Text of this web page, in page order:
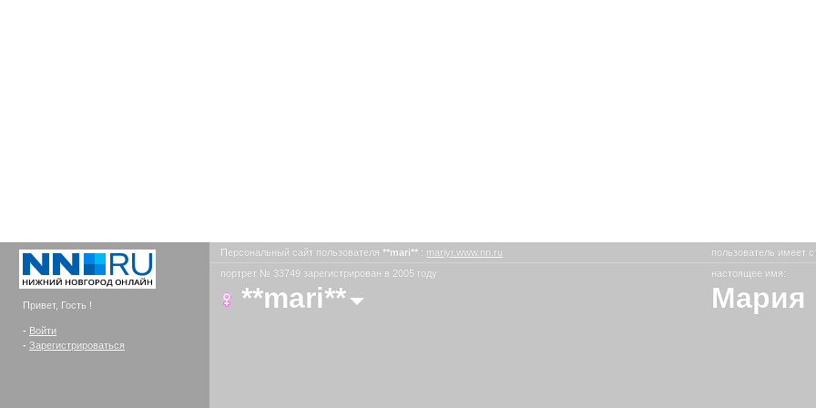
Привет, Гость !
- Войти
- Зарегистрироваться
Персональный сайт пользователя **mari** : mariyr.www.nn.ru пользователь имеет
портрет № 33749 зарегистрирован в 2005 году
**mari**
настоящее имя:
Мария